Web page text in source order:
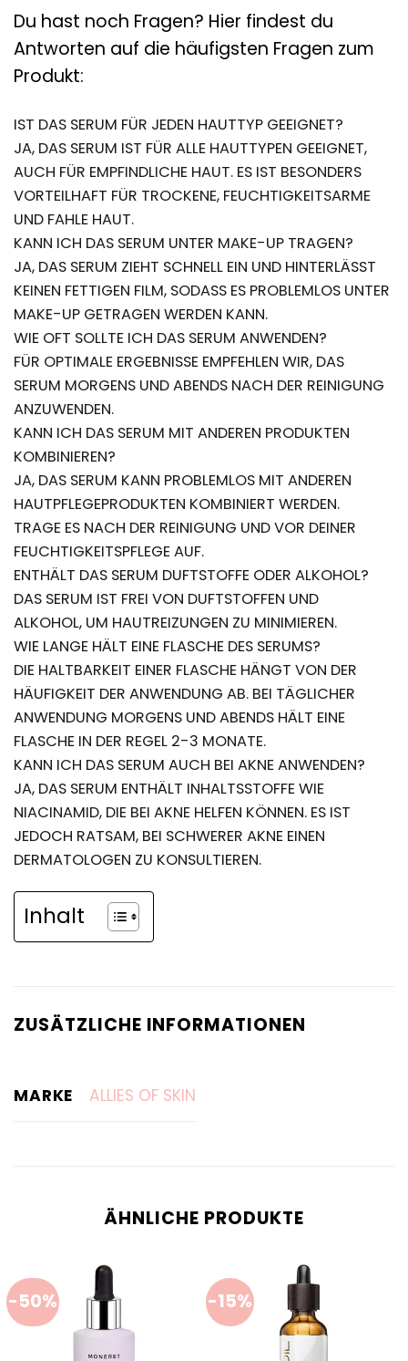
Du hast noch Fragen? Hier findest du
Antworten auf die häufigsten Fragen zum
Produkt:
IST DAS SERUM FÜR JEDEN HAUTTYP GEEIGNET?
JA, DAS SERUM IST FÜR ALLE HAUTTYPEN GEEIGNET,
AUCH FÜR EMPFINDLICHE HAUT. ES IST BESONDERS
VORTEILHAFT FÜR TROCKENE, FEUCHTIGKEITSARME
UND FAHLE HAUT.
KANN ICH DAS SERUM UNTER MAKE-UP TRAGEN?
JA, DAS SERUM ZIEHT SCHNELL EIN UND HINTERLÄSST
KEINEN FETTIGEN FILM, SODASS ES PROBLEMLOS UNTER
MAKE-UP GETRAGEN WERDEN KANN.
WIE OFT SOLLTE ICH DAS SERUM ANWENDEN?
FÜR OPTIMALE ERGEBNISSE EMPFEHLEN WIR, DAS
SERUM MORGENS UND ABENDS NACH DER REINIGUNG
ANZUWENDEN.
KANN ICH DAS SERUM MIT ANDEREN PRODUKTEN
KOMBINIEREN?
JA, DAS SERUM KANN PROBLEMLOS MIT ANDEREN
HAUTPFLEGEPRODUKTEN KOMBINIERT WERDEN.
TRAGE ES NACH DER REINIGUNG UND VOR DEINER
FEUCHTIGKEITSPFLEGE AUF.
ENTHÄLT DAS SERUM DUFTSTOFFE ODER ALKOHOL?
DAS SERUM IST FREI VON DUFTSTOFFEN UND
ALKOHOL, UM HAUTREIZUNGEN ZU MINIMIEREN.
WIE LANGE HÄLT EINE FLASCHE DES SERUMS?
DIE HALTBARKEIT EINER FLASCHE HÄNGT VON DER
HÄUFIGKEIT DER ANWENDUNG AB. BEI TÄGLICHER
ANWENDUNG MORGENS UND ABENDS HÄLT EINE
FLASCHE IN DER REGEL 2-3 MONATE.
KANN ICH DAS SERUM AUCH BEI AKNE ANWENDEN?
JA, DAS SERUM ENTHÄLT INHALTSSTOFFE WIE
NIACINAMID, DIE BEI AKNE HELFEN KÖNNEN. ES IST
JEDOCH RATSAM, BEI SCHWERER AKNE EINEN
DERMATOLOGEN ZU KONSULTIEREN.
Inhalt
ZUSÄTZLICHE INFORMATIONEN
MARKE ALLIES OF SKIN
ÄHNLICHE PRODUKTE
-50% -15%